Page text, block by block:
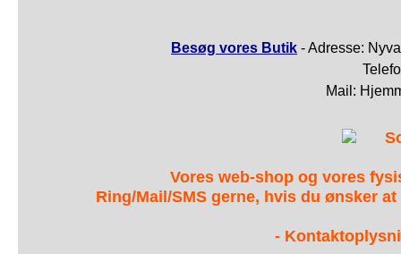
Besøg vores Butik - Adresse:
Mail:
Vores web-shop og vores
Ring/Mail/SMS gerne, hvis du ønsker
-